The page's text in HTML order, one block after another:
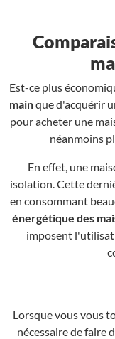
Est-ce plus
mainque d'acquérir
pour acheter une
néanmoins
En effet, une
isolation. Cette
en consommant
énergétique des
imposent
Lorsque vous vous
nécessaire de faire